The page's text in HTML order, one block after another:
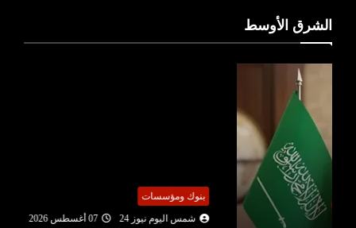
الشرق الأوسط
بنوك ومؤسسات
شمس اليوم نيوز 24
07 أغسطس 2026